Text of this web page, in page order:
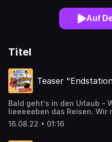
Auf
Titel
Teaser
Bald geht's in den Urlaub –
lieeeeeben das Reisen.
Abenteuer (aber billig) um
die besten Bewertungen?
16.08.22 • 01:16